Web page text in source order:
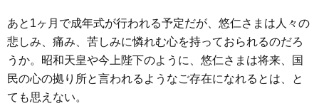
あと1ヶ月で成年式が行われる予定だが、悠仁さまは人々の
悲しみ、痛み、苦しみに憐れむ心を持っておられるのだろ
うか。昭和天皇や今上陛下のように、悠仁さまは将来、国
民の心の拠り所と言われるようなご存在になれるとは、と
ても思えない。